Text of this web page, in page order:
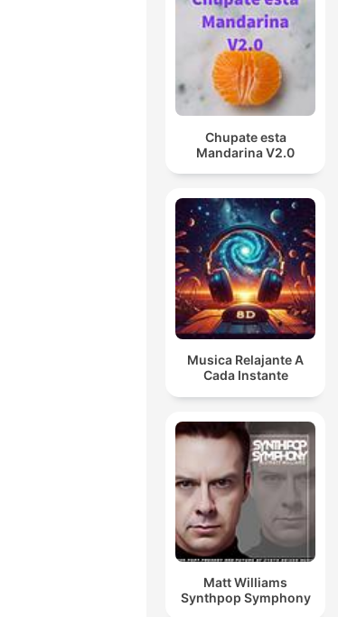
Chupate esta
Mandarina V2.0
Musica Relajante A
Cada Instante
Matt Williams
Synthpop Symphony